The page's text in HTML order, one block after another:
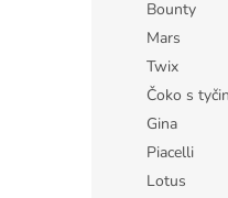
Bounty
Mars
Twix
Čoko s
Gina
Piacelli
Lotus